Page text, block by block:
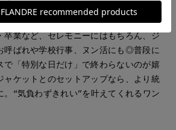
は、白にはやわらかいベージュ。ネイビ
ち着いた印象に。カラーで雰囲気が変わ
卒業など、セレモニーにはもちろん、ジ
呼ばれや学校行事、ヌン活にも◎普段に
で「特別な日だけ」で終わらないのが嬉
ャケットとのセットアップなら、より統
。“気負わずきれい”を叶えてくれるワン